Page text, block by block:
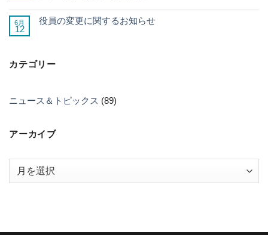
12
6月 役員の変更に関するお知らせ
カテゴリー
ニュース＆トピックス (89)
アーカイブ
ー
ブ